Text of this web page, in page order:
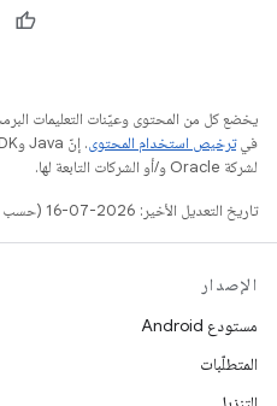
يخضع كل من المحتوى وعيّنات التعليمات
فيترخيص استخدام المحتوى
لشركة Oracle و/أو الشركات التابعة لها.
تاريخ التعديل الأخير: 2026-07-16 (حسب التوقيت العالمي المتفَّق عليه)
الإصدار
مستودع Android
المتطلّبات